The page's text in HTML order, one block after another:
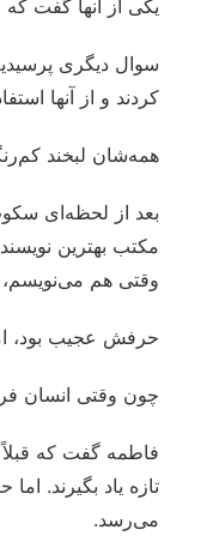
یکی از آنها گفت
سوال دیگری
کردند و از آنها
همه‌شان لبخند
بعد از لحظه‌ای
مکتب بهترین
وقتی هم
حرفش عجیب بود،
چون وقتی انسان
فاطمه گفت که
تازه یاد بگیرند.
می‌رسد.